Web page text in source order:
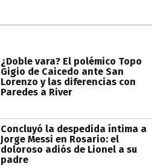
¿Doble vara? El polémico Topo
Gigio de Caicedo ante San
Lorenzo y las diferencias con
Paredes a River
Concluyó la despedida íntima a
Jorge Messi en Rosario: el
doloroso adiós de Lionel a su
padre